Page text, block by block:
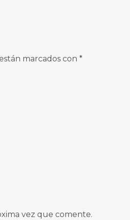
marcados con *
vez que comente.